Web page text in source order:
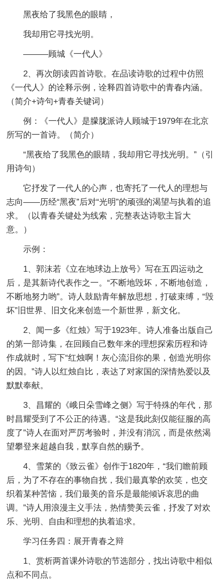
黑夜给了我黑色的眼睛，
我却用它寻找光明。
———顾城《一代人》
2、再次朗读四首诗歌。在品读诗歌的过程中仿照
《一代人》的诠释示例，诠释四首诗歌中的青春内涵。
（简介+诗句+青春关键词）
例：《一代人》是朦胧派诗人顾城于1979年在北京
所写的一首诗。（简介）
“黑夜给了我黑色的眼睛，我却用它寻找光明。”（引
用诗句）
它抒发了一代人的心声，也寄托了一代人的理想与
志向——历经“黑夜”后对“光明”的顽强的渴望与执着的追
求。（以青春关键处为线索，完整表达诗歌主旨大
意。）
示例：
1、郭沫若《立在地球边上放号》写在五四运动之
后，是其新诗代表作之一。“不断地毁坏，不断地创造，
不断地努力哟”。诗人鼓励青年解放思想，打破束缚，“毁
坏”旧世界、旧文化来创造一个新世界，新文化。
2、闻一多《红烛》写于1923年。诗人准备出版自己
的第一部诗集，在回顾自己数年来的理想探索历程和诗
作成就时，写下“红烛啊！灰心流泪你的果，创造光明你
的因。”诗人以红烛自比，表达了对家国的深情热爱以及
默默奉献。
3、昌耀的《峨日朵雪峰之侧》写于特殊的年代，那
时昌耀受到了不公正的待遇。“这是我此刻仅能征服的高
度了”诗人在面对严厉考验时，并没有消沉，而是依然渴
望攀登来超越自我，默享自然的赐予。
4、雪莱的《致云雀》创作于1820年，“我们瞻前顾
后，为了不存在的事物自扰，我们最真挚的欢笑，也交
织着某种苦恼，我们最美的音乐是最能倾诉哀思的曲
调。”诗人用浪漫主义手法，热情赞美云雀，抒发了对欢
乐、光明、自由和理想的执着追求。
学习任务四：展开青春之辩
1、赏析两首课外诗歌的节选部分，找出诗歌中相似
点和不同点。